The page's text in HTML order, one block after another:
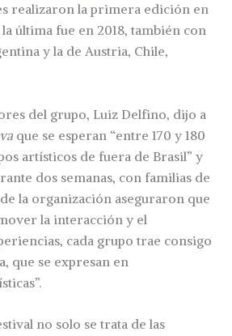
realizaron la primera edición en
última fue en 2018, también con
y la de Austria, Chile,
del grupo, Luiz Delfino, dijo a
que se esperan “entre 170 y 180
artísticos de fuera de Brasil” y
dos semanas, con familias de
la organización aseguraron que
la interacción y el
cada grupo trae consigo
que se expresan en
no solo se trata de las